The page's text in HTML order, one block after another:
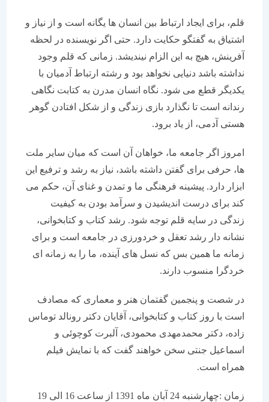
قلم، برای ایجاد ارتباط بین انسان ها یگانه است و از نیاز و
اشتیاق به گفتگو حکایت دارد. حتی اگر نویسنده در لحظه
آفرینش، هیچ به این الزام نیندیشد. زمانی که قلم وجود
نداشته باشد دنیایی نخواهد بود و رشته ارتباط آدمیان با
یکدیگر قطع می شود. نگاه انسان مدرن به کتابت نگاهی
رندانه است تا نگذارد بازی زندگی و از شکل افتادن گوهر
هستی آدمی، از یاد برود.
امروز اگر جامعه ما، خواهان آن است که میان سایر ملت
ها، حرفی برای گفتن داشته باشد، نیاز به رشد و ترفیع این
ابزار دارد. پیشینه فرهنگی ما و تمدن و غنای آن، حکم می
کند برای درست اندیشیدن و سرآمد بودن به کیفیت
زندگی در سایه قلم توجه شود. رشد کتاب و کتابخوانی،
نشانه دار رشد تعقل و خردورزی در جامعه است و برای
زمانه ما همین بس که نسل های آینده، ما را به زمانه ای
خردگرا منسوب دارند.
در شصت و پنجمین گفتمان هنر و معماری که مصادف
است با روز کتاب و کتابخوانی، آقایان دکتر رونالد توماس
زاده، دکتر محمدمهدی محمودی، آلبرت کوچوئی و
اسماعیل جنتی سخن خواهند گفت که با نمایش فیلم
همراه است.
زمان :‌چهارشنبه 24 آبان ماه 1391 از ساعت 16 الی 19